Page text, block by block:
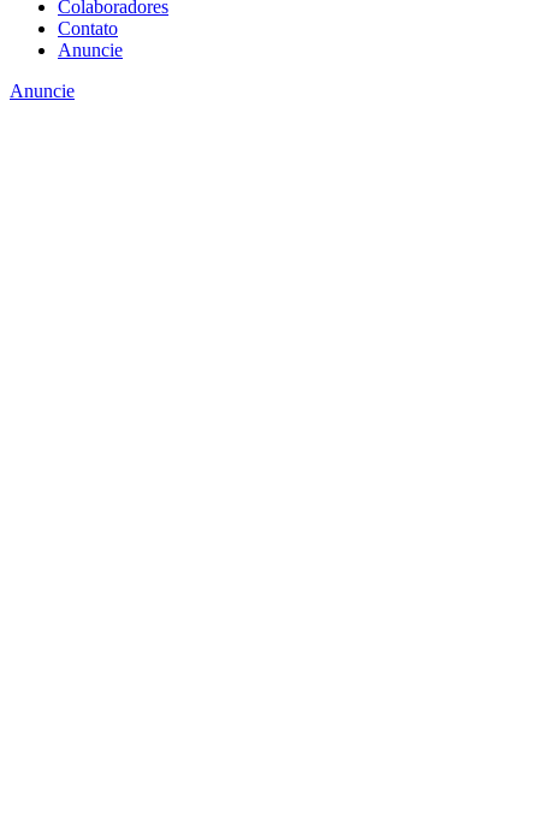
Colaboradores
Contato
Anuncie
Anuncie